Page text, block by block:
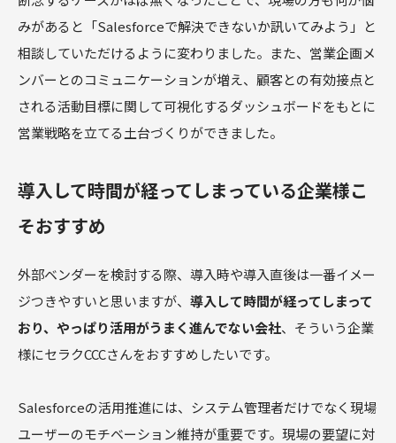
みがあると「Salesforceで解決できないか訊いてみよう」と
相談していただけるように変わりました。また、営業企画メ
ンバーとのコミュニケーションが増え、顧客との有効接点と
される活動目標に関して可視化するダッシュボードをもとに
営業戦略を立てる土台づくりができました。
導入して時間が経ってしまっている企業様こ
そおすすめ
外部ベンダーを検討する際、導入時や導入直後は一番イメー
ジつきやすいと思いますが、 導入して時間が経ってしまって
おり、やっぱり活用がうまく進んでない会社、そういう企業
様にセラクCCCさんをおすすめしたいです。
Salesforceの活用推進には、システム管理者だけでなく現場
ユーザーのモチベーション維持が重要です。現場の要望に対